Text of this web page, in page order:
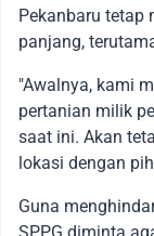
Pekanbaru tetap
panjang,
"Awalnya, kami
pertanian milik
saat ini. Akan
lokasi dengan
Guna
SPPG diminta